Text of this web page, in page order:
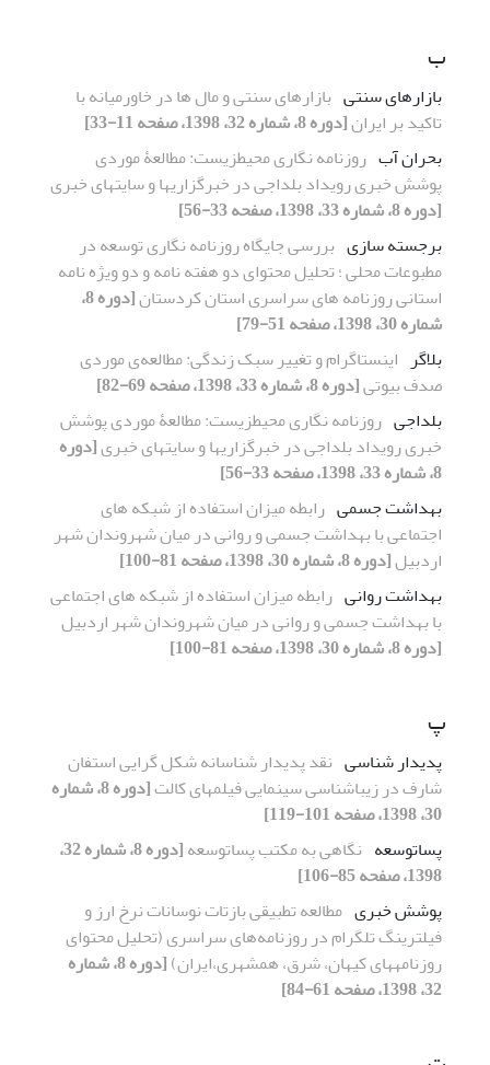
ب
بازارهای سنتی بازارهای سنتی و مال ها در خاورمیانه با
تاکید بر ایران[دوره 8، شماره 32، 1398، صفحه 11-33]
بحران آب
روزنامه ‎نگاری محیط‎زیست: مطالعۀ موردی
پوشش خبری رویداد بلداجی در خبرگزاری‎ها و سایت‎های خبری
[دوره 8، شماره 33، 1398، صفحه 33-56]
برجسته سازی بررسی جایگاه روزنامه نگاری توسعه در
مطبوعات محلی ؛ تحلیل محتوای دو هفته نامه و دو ویژه نامه
استانی روزنامه های سراسری استان کردستان
[دوره 8،
شماره 30، 1398، صفحه 51-79]
بلاگر اینستاگرام و تغییر سبک زندگی: مطالعه‌ی موردی
صدف بیوتی[دوره 8، شماره 33، 1398، صفحه 69-82]
بلداجی
روزنامه ‎نگاری محیط‎زیست: مطالعۀ موردی پوشش
خبری رویداد بلداجی در خبرگزاری‎ها و سایت‎های خبری
[دوره
8، شماره 33، 1398، صفحه 33-56]
بهداشت جسمی رابطه میزان استفاده از شبکه های
اجتماعی با بهداشت جسمی و روانی در میان شهروندان شهر
اردبیل[دوره 8، شماره 30، 1398، صفحه 81-100]
بهداشت روانی رابطه میزان استفاده از شبکه های اجتماعی
با بهداشت جسمی و روانی در میان شهروندان شهر اردبیل
[دوره 8، شماره 30، 1398، صفحه 81-100]
پ
پدیدار شناسی نقد پدیدار شناسانه شکل گرایی استفان
شارف در زیباشناسی سینمایی فیلمهای کالت
[دوره 8، شماره
30، 1398، صفحه 101-119]
پساتوسعه نگاهی به مکتب پساتوسعه
[دوره 8، شماره 32،
1398، صفحه 85-106]
پوشش خبری مطالعه تطبیقی بازتات نوسانات نرخ ارز و
فیلترینگ تلگرام در روزنامه‌های سراسری (تحلیل محتوای
روزنامه‎های کیهان، شرق، همشهری،ایران)
[دوره 8، شماره
32، 1398، صفحه 61-84]